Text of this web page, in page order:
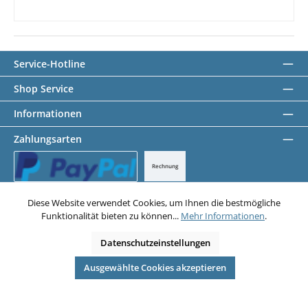
Service-Hotline
Shop Service
Informationen
Zahlungsarten
Rechnung
Datenschutz AGB Impressum
Alle Preise exkl. gesetzl. Mehrwertsteuer zzgl.Versandkosten
© 2026 Abstandsbolzen Shop - Alle Rechte vorbehalten. Theme by
Diese Website verwendet Cookies, um Ihnen die bestmögliche
Funktionalität bieten zu können... Mehr Informationen.
Datenschutzeinstellungen
Ausgewählte Cookies akzeptieren